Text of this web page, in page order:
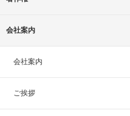
会社案内
会社案内
ご挨拶